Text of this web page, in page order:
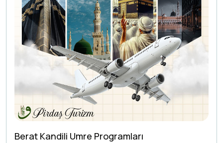
Berat Kandili Umre Programları